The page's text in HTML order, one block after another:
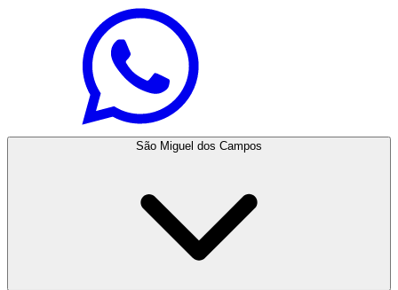
São Miguel dos Campos